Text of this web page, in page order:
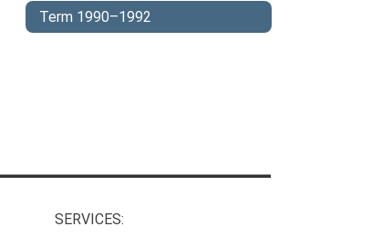
Term 1990–1992
SERVICES: